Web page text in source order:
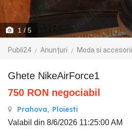
1 / 5
Publi24 Anunțuri Moda si accesorii
Ghete NikeAirForce1
750 RON negociabil
Prahova, Ploiesti
Valabil din 8/6/2026 11:25:00 AM